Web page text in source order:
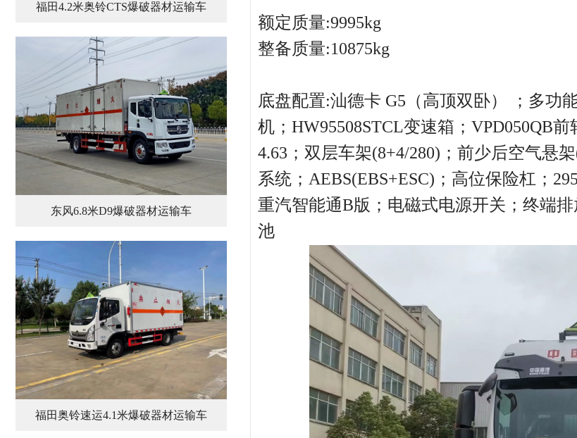
福田4.2米奥铃CTS爆破器材运输车
东风6.8米D9爆破器材运输车
福田奥铃速运4.1米爆破器材运输车
额定质量:9995kg
整备质量:10875kg
底盘配置:汕德卡 G5（高顶双卧） ；多功
机；HW95508STCL变速箱；VPD050QB
4.63；双层车架(8+4/280)；前少后空气悬
系统；AEBS(EBS+ESC)；高位保险杠；
重汽智能通B版；电磁式电源开关；终端
池